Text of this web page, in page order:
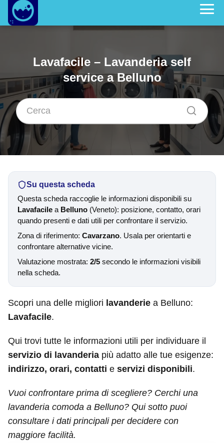
Lavafacile – Lavanderia self
service a Belluno
Su questa scheda
Questa scheda raccoglie le informazioni disponibili su
Lavafacile a Belluno (Veneto): posizione, contatto, orari
quando presenti e dati utili per confrontare il servizio.
Zona di riferimento: Cavarzano. Usala per orientarti e
confrontare alternative vicine.
Valutazione mostrata: 2/5 secondo le informazioni visibili
nella scheda.
Scopri una delle migliori lavanderie a Belluno:
Lavafacile.
Qui trovi tutte le informazioni utili per individuare il
servizio di lavanderia più adatto alle tue esigenze:
indirizzo, orari, contatti e servizi disponibili.
Vuoi confrontare prima di scegliere? Cerchi una
lavanderia comoda a Belluno? Qui sotto puoi
consultare i dati principali per decidere con
maggiore facilità.